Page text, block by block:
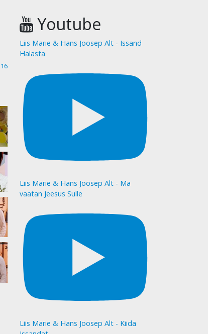
16
Youtube
Liis Marie & Hans Joosep Alt - Issand
Halasta
Liis Marie & Hans Joosep Alt - Ma
vaatan Jeesus Sulle
Liis Marie & Hans Joosep Alt - Kiida